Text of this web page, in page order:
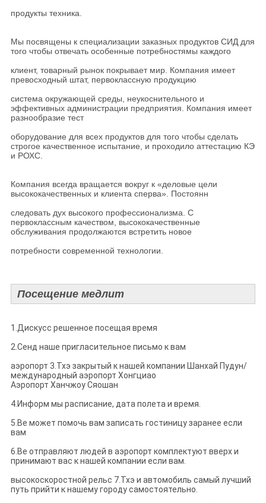
продукты техника.
Мы посвящены к специализации заказных продуктов СИД для
того чтобы отвечать особенные потребностямы каждого
клиент, товарный рынок покрывает мир. Компания имеет
превосходный штат, первоклассную продукцию
система окружающей среды, неукоснительного и
эффективных администрации предприятия. Компания имеет
разнообразие тест
оборудование для всех продуктов для того чтобы сделать
строгое качественное испытание, и проходило аттестацию КЭ
и РОХС.
Компания всегда вращается вокруг к «деловые цели
высококачественных и клиента сперва». Постоянн
следовать дух высокого профессионализма. С
первоклассным качеством, высококачественные
обслуживания продолжаются встретить новое
потребности современной технологии.
Посещение медлит
1.Дискусс решенное посещая время
2.Сенд наше пригласительное письмо к вам
аэропорт 3.Тхэ закрытый к нашей компании Шанхай Пудун/
международный аэропорт Хонгциао
Аэропорт Ханчжоу Сяошан
4.Информ мы расписание, дата полета и время.
5.Ве может помочь вам записать гостиницу заранее если
вам
6.Ве отправляют людей в аэропорт комплектуют вверх и
принимают вас к нашей компании если вам.
высокоскоростной рельс 7.Тхэ и автомобиль самый лучший
путь прийти к нашему городу самостоятельно.